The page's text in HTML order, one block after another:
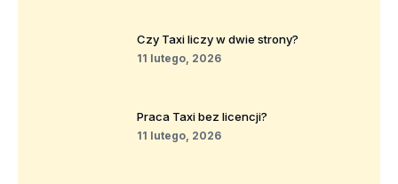
Czy Taxi liczy w dwie strony?
11 lutego, 2026
Praca Taxi bez licencji?
11 lutego, 2026